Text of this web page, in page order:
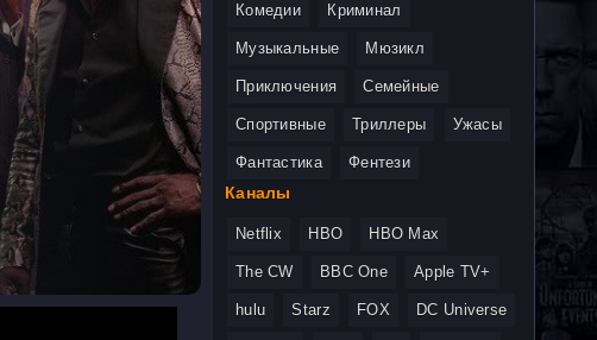
Комедии Криминал
Музыкальные Мюзикл
Приключения Семейные
Спортивные Триллеры Ужасы
Фантастика Фентези
Каналы
Netflix HBO HBO Max
The CW BBC One Apple TV+
hulu Starz FOX DC Universe